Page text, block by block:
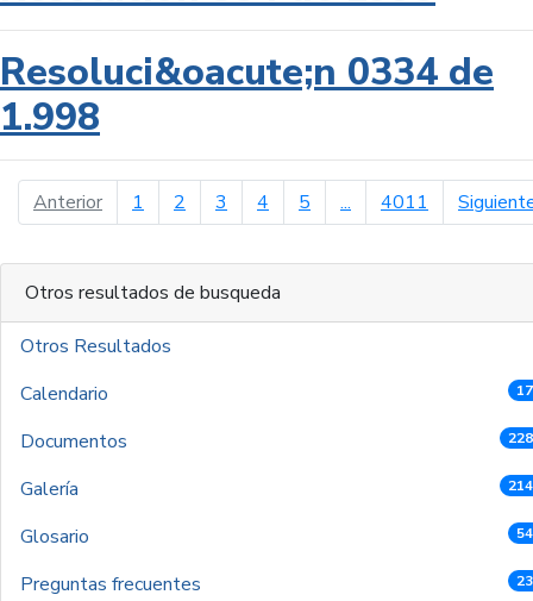
Resoluci&oacute;n 0334 de
1.998
Anteriorpágina anterior
1 2 3 4 5 ... 4011
Otros resultados de busqueda
Otros Resultados
Calendario
Documentos
Galería
Glosario
Preguntas frecuentes